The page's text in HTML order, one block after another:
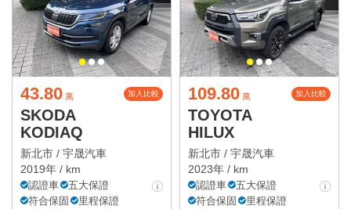
43.80 萬 加入比較
SKODA
KODIAQ
新北市 / 宇晟汽車
2019年 / km
認證車
五大保證
符合保固
里程保證
109.80 萬 加入比較
TOYOTA
HILUX
新北市 / 宇晟汽車
2023年 / km
認證車
五大保證
符合保固
里程保證